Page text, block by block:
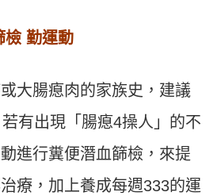
檢 勤運動
大腸瘜肉的家族史，建議
有出現「腸瘜4操人」的不
進行糞便潛血篩檢，來提
療，加上養成每週333的運